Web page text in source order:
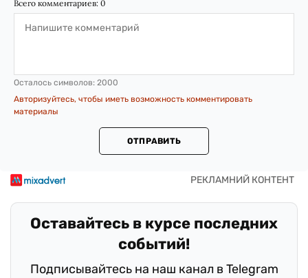
Всего комментариев: 0
Осталось символов: 2000
Авторизуйтесь, чтобы иметь возможность комментировать
материалы
ОТПРАВИТЬ
Оставайтесь в курсе последних
событий!
Подписывайтесь на наш канал в Telegram